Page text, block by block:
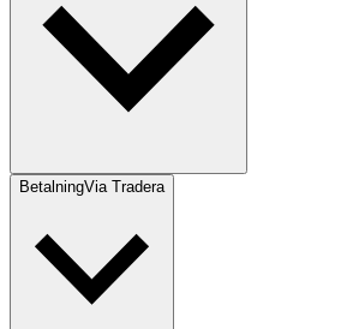
BetalningVia Tradera